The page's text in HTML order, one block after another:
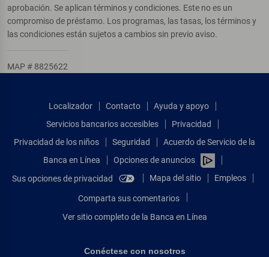
aprobación. Se aplican términos y condiciones. Este no es un
compromiso de préstamo. Los programas, las tasas, los términos y
las condiciones están sujetos a cambios sin previo aviso.
MAP # 8825622
Localizador Contacto
Ayuda y apoyo
Servicios bancarios accesibles
Privacidad
Privacidad de los niños
Seguridad
Acuerdo de Servicio de la
Banca en Línea
Opciones de anuncios
Sus opciones de privacidad
Mapa del sitio Empleos
Comparta sus comentarios
Ver sitio completo de la Banca en Línea
Conéctese con nosotros